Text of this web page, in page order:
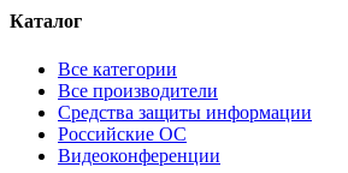
Каталог
Все категории
Все производители
Средства защиты информации
Российские ОС
Видеоконференции